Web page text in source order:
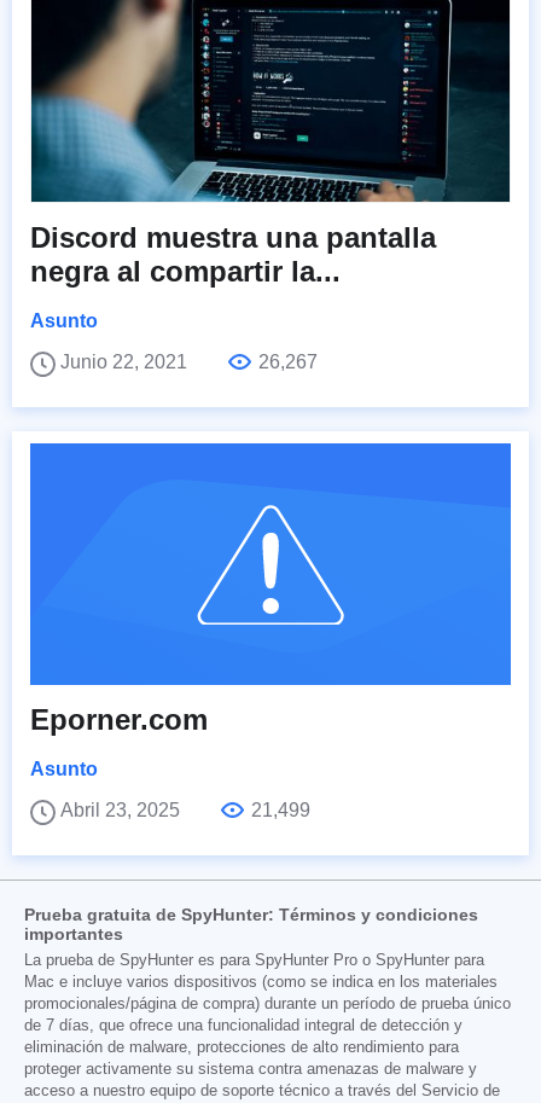
Discord muestra una pantalla
negra al compartir la...
Asunto
Junio 22, 2021
26,267
Eporner.com
Asunto
Abril 23, 2025
21,499
Prueba gratuita de SpyHunter: Términos y condiciones
importantes
La prueba de SpyHunter es para SpyHunter Pro o SpyHunter para
Mac e incluye varios dispositivos (como se indica en los materiales
promocionales/página de compra) durante un período de prueba único
de 7 días, que ofrece una funcionalidad integral de detección y
eliminación de malware, protecciones de alto rendimiento para
proteger activamente su sistema contra amenazas de malware y
acceso a nuestro equipo de soporte técnico a través del Servicio de